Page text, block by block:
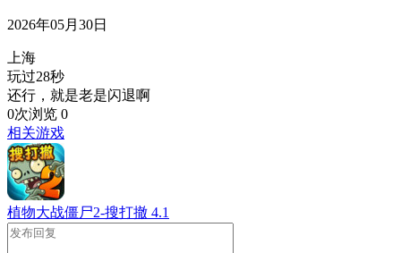
2026年05月30日
上海
玩过28秒
还行，就是老是闪退啊
0次浏览 0
相关游戏
植物大战僵尸2-搜打撤 4.1